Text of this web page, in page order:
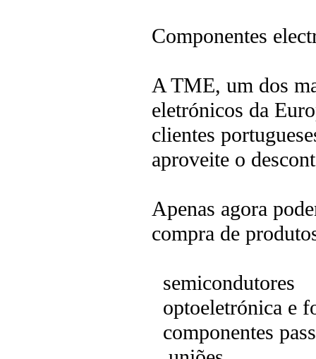
Componentes
A TME, um dos
eletrónicos da
clientes
aproveite o
Apenas agora
compra de
semicondutores
optoeletrónica e
componentes